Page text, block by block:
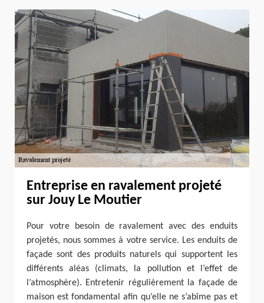
Entreprise en ravalement projeté
sur Jouy Le Moutier
Pour votre besoin de ravalement avec des enduits
projetés, nous sommes à votre service. Les enduits de
façade sont des produits naturels qui supportent les
différents aléas (climats, la pollution et l’effet de
l’atmosphère). Entretenir régulièrement la façade de
maison est fondamental afin qu’elle ne s’abîme pas et